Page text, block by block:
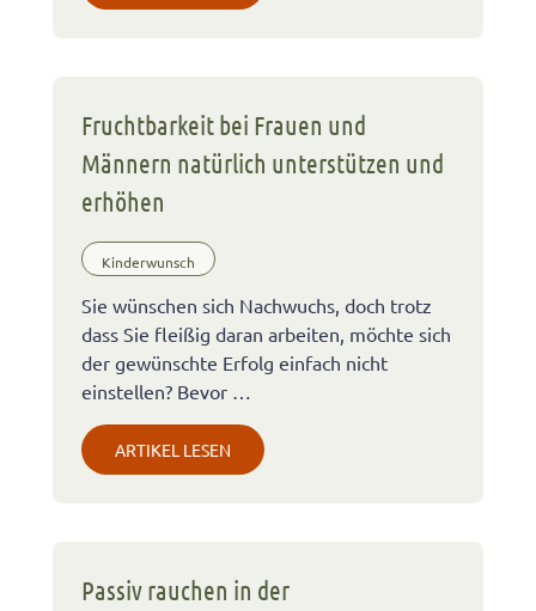
Fruchtbarkeit bei Frauen und
Männern natürlich unterstützen und
erhöhen
Kinderwunsch
Sie wünschen sich Nachwuchs, doch trotz
dass Sie fleißig daran arbeiten, möchte sich
der gewünschte Erfolg einfach nicht
einstellen? Bevor …
ARTIKEL LESEN
Passiv rauchen in der